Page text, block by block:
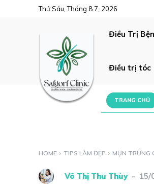
Thứ Sáu, Tháng 8 7, 2026
Điều Trị
Điều trị tóc
TRANG CHỦ
HOME TIPS LÀM ĐẸP MỤN TRỨNG
Võ Thị Thu Thùy - 15/